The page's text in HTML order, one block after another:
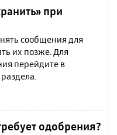
при
сообщения для
их позже. Для
перейдите в
одобрения?